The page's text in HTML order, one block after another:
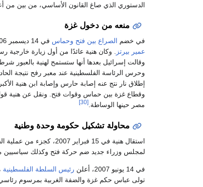
الدستوري الذي صاغ القانون الأساسي، من بين من
منعه من دخول غزة
في خضم الصراع بين فتح وحماس في 14 ديسمبر 2006، منعت مصر هنية من عبور
عمير بيرتز
وقالت إسرائيل بعدها أنها ستستمح لهنية
وحرس الرئاسة الفلسطينية عند معبر رفح نتيجة
إطلاق نار نتج عنه إصابة حارس وإصابة ابن هنية
وقطاع غزة بين حماس وقوات فتح. ونقل عن هنية
مصر حينها الوساطة.[30]
محاولة تشكيل حكومة وحدة وطنية
استقال هنية في 15 فبراير 2007، كجزء من عملية السماح
لمجلس وزراء جديد ضم حركة فتح وكذلك
في 14 يونيو 2007، أعلن رئيس السلطة الفلسطينية
تولى عباس حكم غزة والضفة الغربية بمرسوم